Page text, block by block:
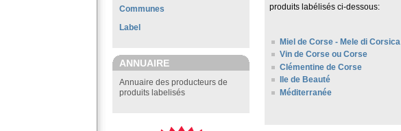
Communes
Label
ANNUAIRE
Annuaire des producteurs de
produits labelisés
produits labélisés ci-dessous:
Miel de Corse - Mele di Corsica
Vin de Corse ou Corse
Clémentine de Corse
Ile de Beauté
Méditerranée